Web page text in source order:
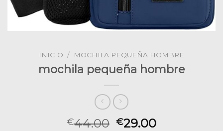
INICIO / MOCHILA PEQUEÑA HOMBRE
mochila pequeña hombre
€44.00 €29.00